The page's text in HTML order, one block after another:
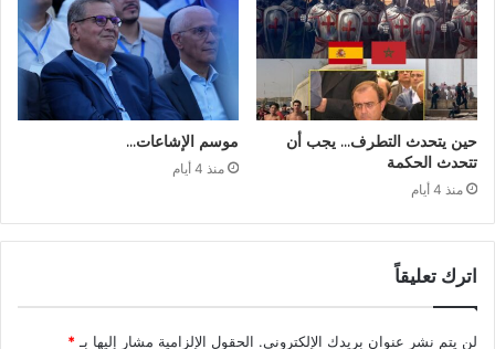
حين يتحدث التطرف… يجب أن
تتحدث الحكمة
منذ 4 أيام
موسم الإشاعات…
منذ 4 أيام
اترك تعليقاً
لن يتم نشر عنوان بريدك الإلكتروني. الحقول الإلزامية مشار إليها بـ*